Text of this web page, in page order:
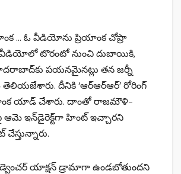
… ఓ వీడియోను ప్రియాంక చోప్రా
వీడియోలో టొరంటో నుంచి దుబాయికి,
ప‌య‌న‌మైన‌ట్లు త‌న జ‌ర్నీ
దీనికి ‘ఆర్ఆర్ఆర్’ రోరింగ్
యాడ్ చేశారు. దాంతో రాజ‌మౌళి-
ఆమె ఇన్‌డైరెక్ట్‌గా హింట్ ఇచ్చార‌ని
యాక్ష‌న్‌ డ్రామాగా ఉండ‌బోతుంద‌ని